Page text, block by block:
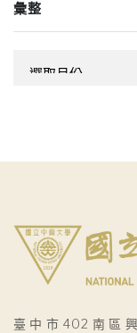
彙整
臺中市402南區